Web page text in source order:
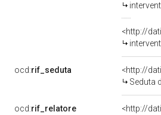
<http://
ocd:rif_seduta
<http://
Seduta
ocd:rif_relatore
<http://